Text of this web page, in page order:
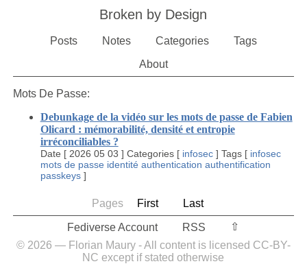
Broken by Design
Posts Notes Categories
Tags
About
Mots De Passe:
Debunkage de la vidéo sur les mots de passe de Fabien
Olicard : mémorabilité, densité et entropie
irréconciliables ?
Date [ 2026 05 03 ] Categories[ infosec] Tags[ infosec
mots de passe identité authentication authentification
passkeys]
Pages First Last
Fediverse Account RSS
⇧︎
© 2026 — Florian Maury - All content is licensed CC-BY-
NC except if stated otherwise